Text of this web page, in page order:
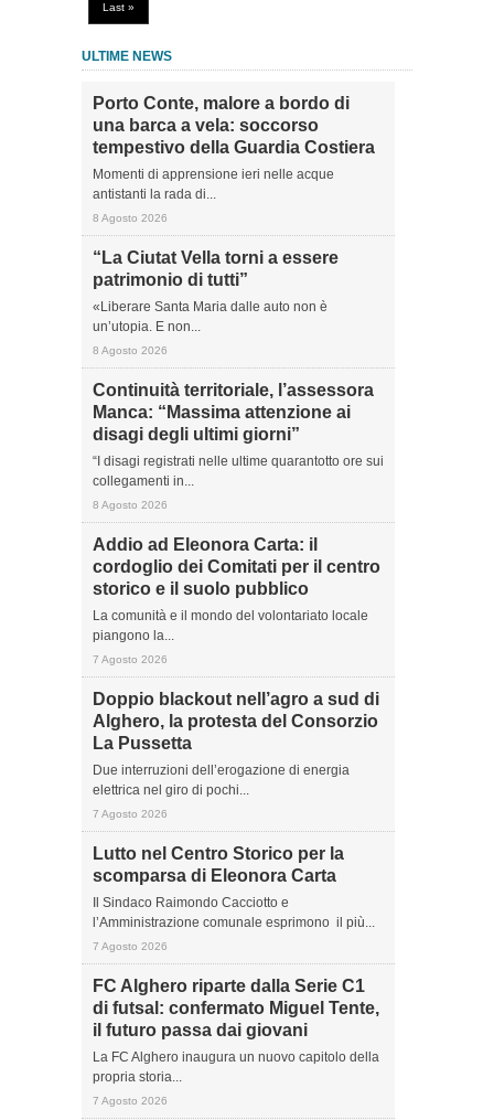
Last »
ULTIME NEWS
Porto Conte, malore a bordo di
una barca a vela: soccorso
tempestivo della Guardia Costiera
Momenti di apprensione ieri nelle acque
antistanti la rada di...
8 Agosto 2026
“La Ciutat Vella torni a essere
patrimonio di tutti”
«Liberare Santa Maria dalle auto non è
un’utopia. E non...
8 Agosto 2026
Continuità territoriale, l’assessora
Manca: “Massima attenzione ai
disagi degli ultimi giorni”
“I disagi registrati nelle ultime quarantotto ore sui
collegamenti in...
8 Agosto 2026
Addio ad Eleonora Carta: il
cordoglio dei Comitati per il centro
storico e il suolo pubblico
La comunità e il mondo del volontariato locale
piangono la...
7 Agosto 2026
Doppio blackout nell’agro a sud di
Alghero, la protesta del Consorzio
La Pussetta
Due interruzioni dell’erogazione di energia
elettrica nel giro di pochi...
7 Agosto 2026
Lutto nel Centro Storico per la
scomparsa di Eleonora Carta
Il Sindaco Raimondo Cacciotto e
l’Amministrazione comunale esprimono il più...
7 Agosto 2026
FC Alghero riparte dalla Serie C1
di futsal: confermato Miguel Tente,
il futuro passa dai giovani
La FC Alghero inaugura un nuovo capitolo della
propria storia...
7 Agosto 2026